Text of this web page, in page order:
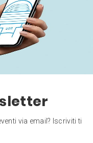
via email? Iscriviti ti